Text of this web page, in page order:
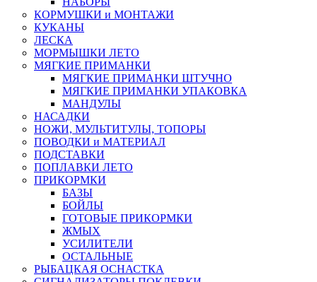
КОРМУШКИ и МОНТАЖИ
КУКАНЫ
ЛЕСКА
МОРМЫШКИ ЛЕТО
МЯГКИЕ ПРИМАНКИ
МЯГКИЕ ПРИМАНКИ ШТУЧНО
МЯГКИЕ ПРИМАНКИ УПАКОВКА
МАНДУЛЫ
НАСАДКИ
НОЖИ, МУЛЬТИТУЛЫ, ТОПОРЫ
ПОВОДКИ и МАТЕРИАЛ
ПОДСТАВКИ
ПОПЛАВКИ ЛЕТО
ПРИКОРМКИ
БАЗЫ
БОЙЛЫ
ГОТОВЫЕ ПРИКОРМКИ
ЖМЫХ
УСИЛИТЕЛИ
ОСТАЛЬНЫЕ
РЫБАЦКАЯ ОСНАСТКА